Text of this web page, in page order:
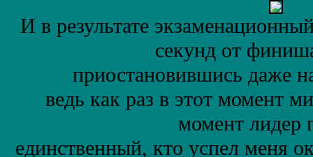
И в результате
секунд от
приостановившись даже
ведь как раз в этот момент
момент лидер
единственный, кто успел меня